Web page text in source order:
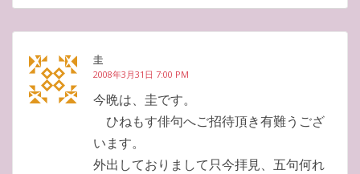
圭
2008年3月31日 7:00 PM
今晩は、圭です。
ひねもす俳句へご招待頂き有難うござ
います。
外出しておりまして只今拝見、五句何れ